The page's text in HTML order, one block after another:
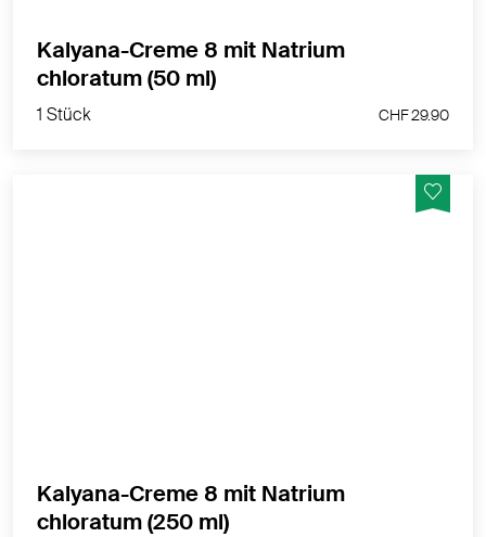
1 Stück
Kalyana-Creme 8 mit Natrium
chloratum (50 ml)
1 Stück CHF 29.90
1 Stück
Kalyana-Creme 8 mit Natrium
chloratum (250 ml)